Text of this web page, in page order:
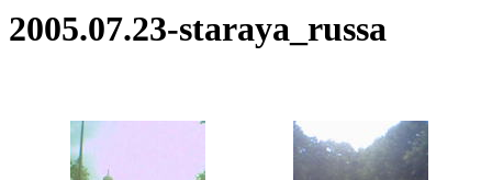
2005.07.23-staraya_russa